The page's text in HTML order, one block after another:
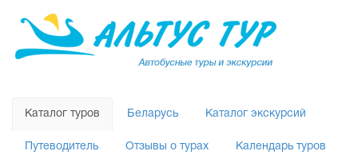
Каталог туров Беларусь Каталог экскурсий
Путеводитель Отзывы о турах Календарь туров